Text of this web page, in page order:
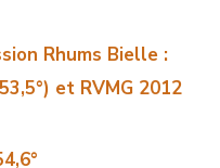
Rhums Bielle :
et RVMG 2012